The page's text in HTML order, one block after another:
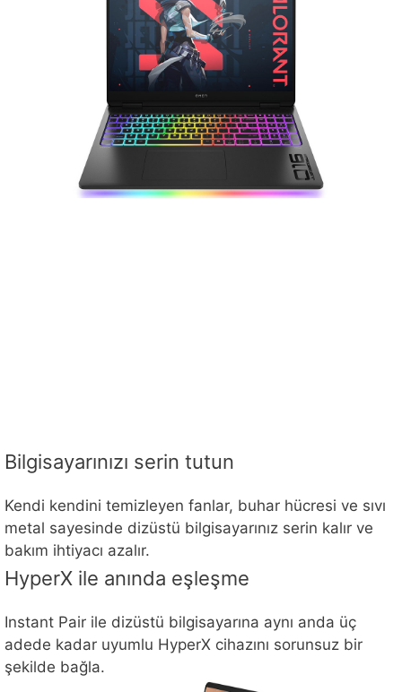
Bilgisayarınızı serin tutun
Kendi kendini temizleyen fanlar, buhar hücresi ve sıvı
metal sayesinde dizüstü bilgisayarınız serin kalır ve
bakım ihtiyacı azalır.
HyperX ile anında eşleşme
Instant Pair ile dizüstü bilgisayarına aynı anda üç
adede kadar uyumlu HyperX cihazını sorunsuz bir
şekilde bağla.